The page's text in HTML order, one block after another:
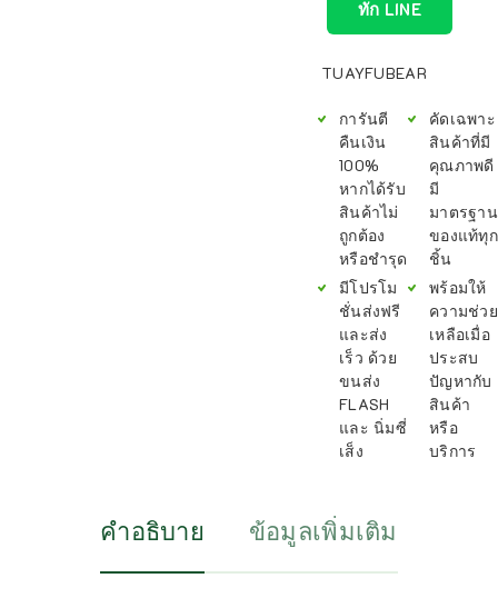
ทัก LINE
TUAYFUBEAR
การันตี
คืนเงิน
100%
หากได้รับ
สินค้าไม่
ถูกต้อง
หรือชำรุด
มีโปรโม
ชั่นส่งฟรี
และส่ง
เร็ว ด้วย
ขนส่ง
FLASH
และ นิ่มซี่
เส็ง
คัดเฉพาะ
สินค้าที่มี
คุณภาพดี
มี
มาตรฐาน
ของแท้ทุก
ชิ้น
พร้อมให้
ความช่วย
เหลือเมื่อ
ประสบ
ปัญหากับ
สินค้า
หรือ
บริการ
คำอธิบาย ข้อมูลเพิ่มเติม